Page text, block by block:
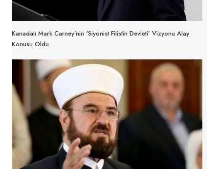
Kanadalı Mark Carney’nin ‘Siyonist Filistin Devleti’ Vizyonu Alay
Konusu Oldu